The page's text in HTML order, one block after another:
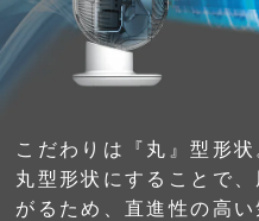
こだわりは『丸』型形
丸型形状にすることで
がるため、直進性の高